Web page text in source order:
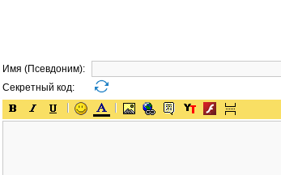
Имя (Псевдоним):
Секретный код: